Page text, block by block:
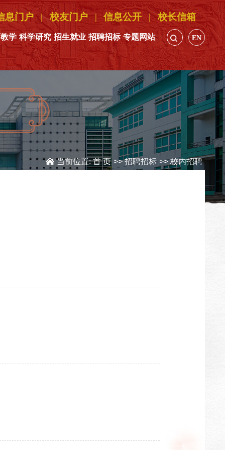
息门户 | 校友门户 | 信息公开 | 校长信箱
学 科学研究 招生就业 招聘招标 专题网站 EN
当前位置: 首 页 >> 招聘招标 >> 校内招聘